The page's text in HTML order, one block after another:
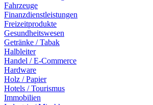
Fahrzeuge
Finanzdienstleistungen
Freizeitprodukte
Gesundheitswesen
Getränke / Tabak
Halbleiter
Handel / E-Commerce
Hardware
Holz / Papier
Hotels / Tourismus
Immobilien